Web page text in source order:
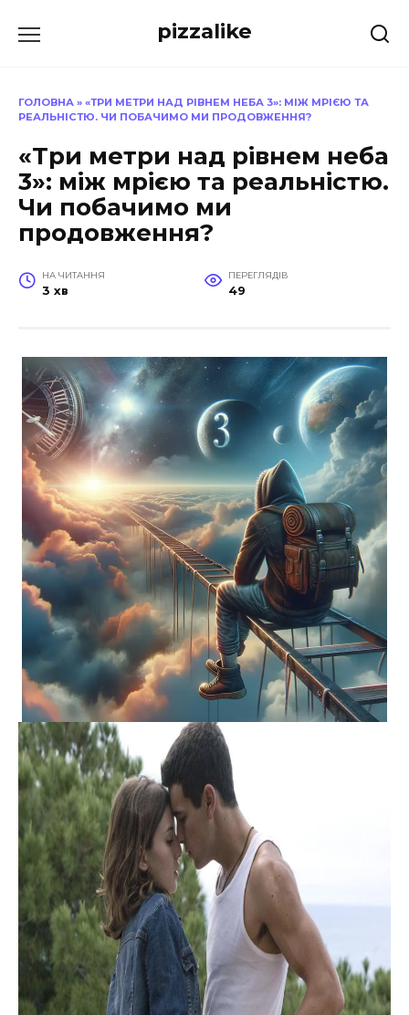
до
pizzalike
ГОЛОВНА » «ТРИ МЕТРИ НАД РІВНЕМ НЕБА 3»: МІЖ МРІЄЮ ТА
РЕАЛЬНІСТЮ. ЧИ ПОБАЧИМО МИ ПРОДОВЖЕННЯ?
«Три метри над рівнем неба
3»: між мрією та реальністю.
Чи побачимо ми
продовження?
НА ЧИТАННЯ
3 хв
ПЕРЕГЛЯДІВ
49